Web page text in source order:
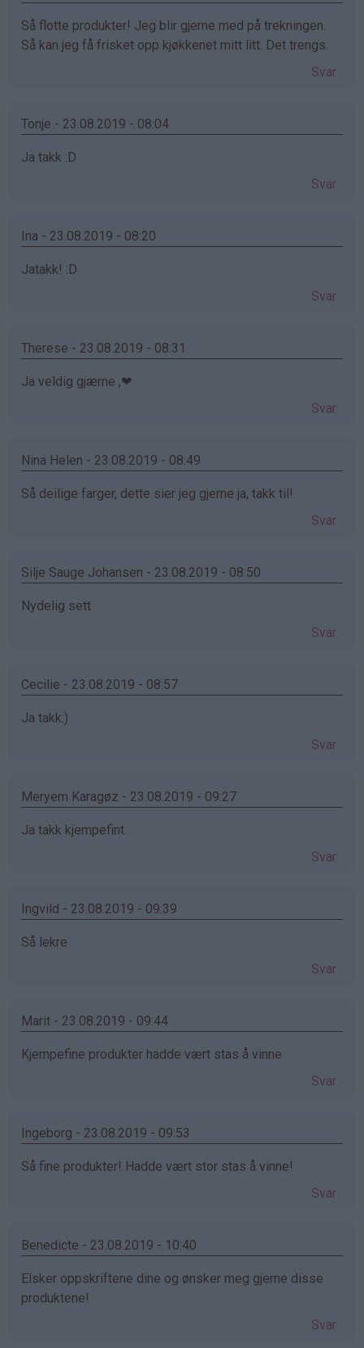
Så flotte produkter! Jeg blir gjerne med på trekningen.
Så kan jeg få frisket opp kjøkkenet mitt litt. Det trengs.
Svar
Tonje - 23.08.2019 - 08:04
Ja takk :D
Svar
Ina - 23.08.2019 - 08:20
Jatakk! :D
Svar
Therese - 23.08.2019 - 08:31
Ja veldig gjærne ,❤
Svar
Nina Helen - 23.08.2019 - 08:49
Så deilige farger, dette sier jeg gjerne ja, takk til!
Svar
Silje Sauge Johansen - 23.08.2019 - 08:50
Nydelig sett ‍
Svar
Cecilie - 23.08.2019 - 08:57
Ja takk:)
Svar
Meryem Karagøz - 23.08.2019 - 09:27
Ja takk kjempefint
Svar
Ingvild - 23.08.2019 - 09:39
Så lekre
Svar
Marit - 23.08.2019 - 09:44
Kjempefine produkter hadde vært stas å vinne
Svar
Ingeborg - 23.08.2019 - 09:53
Så fine produkter! Hadde vært stor stas å vinne!
Svar
Benedicte - 23.08.2019 - 10:40
Elsker oppskriftene dine og ønsker meg gjerne disse
produktene!
Svar